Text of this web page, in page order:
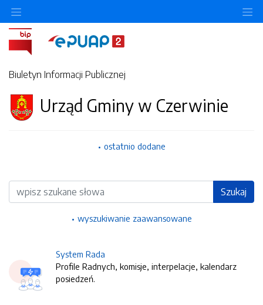
Biuletyn Informacji Publicznej
Urząd Gminy w Czerwinie
ostatnio dodane
Wyszukiwarka Szukaj
wyszukiwanie zaawansowane
System Rada
Profile Radnych, komisje, interpelacje, kalendarz
posiedzeń.